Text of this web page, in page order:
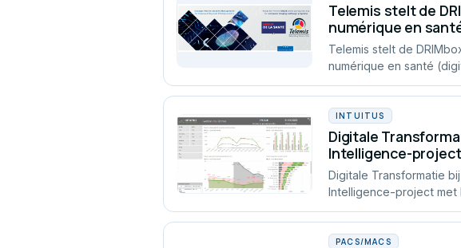
Telemis stelt de
numérique en
Telemis stelt de
numérique en santé
INTUITUS
Digitale
Intelligence-project
Digitale Transformatie
Intelligence-project met
PACS/MACS